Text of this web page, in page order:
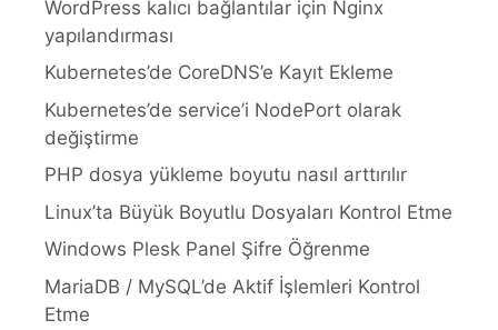
WordPress kalıcı bağlantılar için Nginx
yapılandırması
Kubernetes’de CoreDNS’e Kayıt Ekleme
Kubernetes’de service’i NodePort olarak
değiştirme
PHP dosya yükleme boyutu nasıl arttırılır
Linux’ta Büyük Boyutlu Dosyaları Kontrol Etme
Windows Plesk Panel Şifre Öğrenme
MariaDB / MySQL’de Aktif İşlemleri Kontrol
Etme